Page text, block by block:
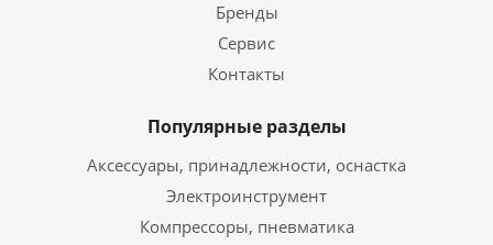
Бренды
Сервис
Контакты
Популярные разделы
Аксессуары, принадлежности, оснастка
Электроинструмент
Компрессоры, пневматика